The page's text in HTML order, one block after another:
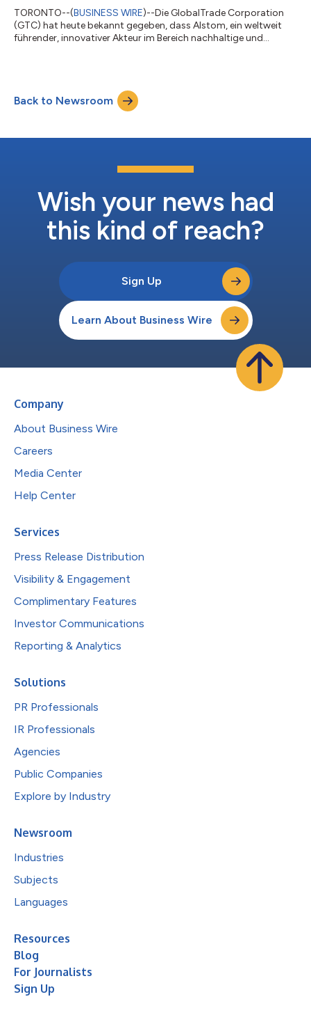
TORONTO--(BUSINESS WIRE)--Die GlobalTrade Corporation
(GTC) hat heute bekannt gegeben, dass Alstom, ein weltweit
führender, innovativer Akteur im Bereich nachhaltige und
zu verbessern. Alstom will die Plattform nutzen, um die
Betriebskosten zu senken, indem das Berichtswesen und die
Kontrollmöglichkeiten des Managemen...
Back to Newsroom
Wish your news had
this kind of reach?
Sign Up
Learn About Business Wire
Company
About Business Wire
Careers
Media Center
Help Center
Services
Press Release Distribution
Visibility & Engagement
Complimentary Features
Investor Communications
Reporting & Analytics
Solutions
PR Professionals
IR Professionals
Agencies
Public Companies
Explore by Industry
Newsroom
Industries
Subjects
Languages
Resources
Blog
For Journalists
Sign Up